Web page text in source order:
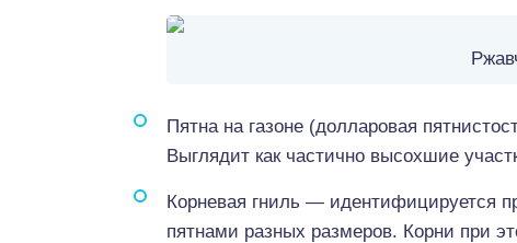
Пятна на газоне (долларовая
Выглядит как частично высохшие
Корневая гниль — идентифицируется
пятнами разных размеров. Корни при